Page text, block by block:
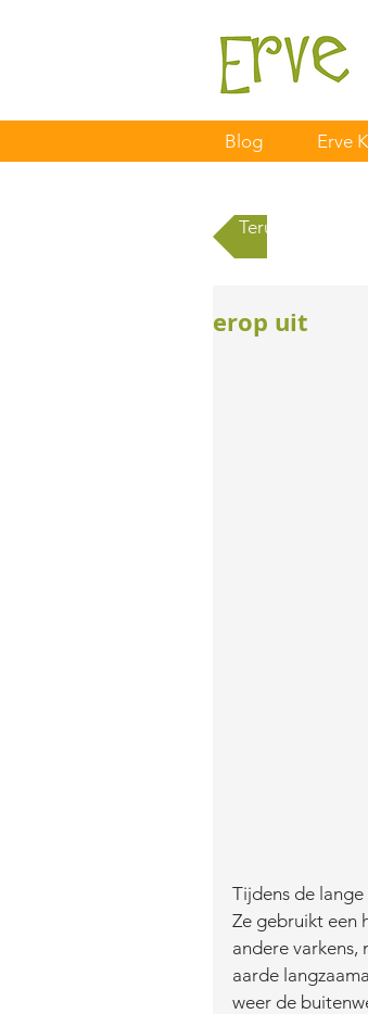
Blog Erve
Terug naar alle
erop uit
Tijdens de
Ze gebruikt een
andere varkens,
aarde
weer de